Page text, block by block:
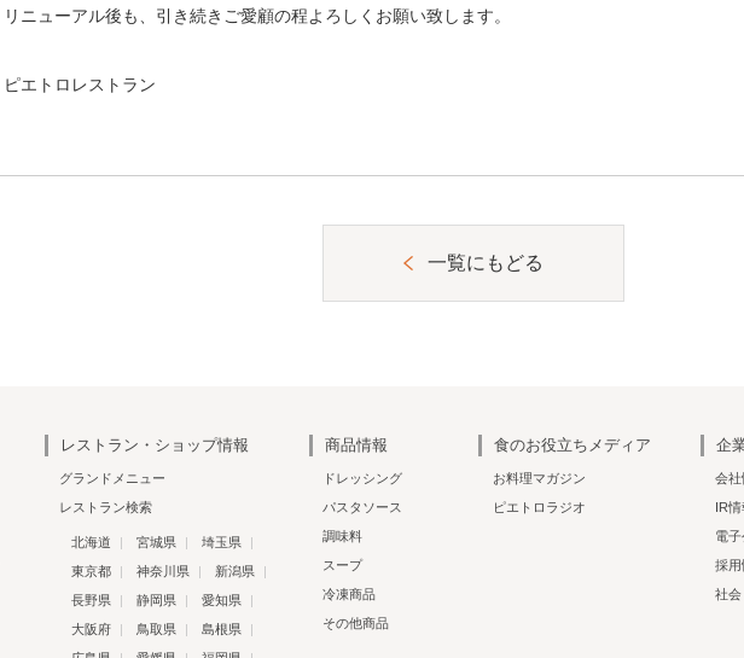
リニューアル後も、引き続きご愛顧の程よろしくお願い致します。
ピエトロレストラン
一覧にもどる
レストラン・ショップ情報
グランドメニュー
レストラン検索
北海道 宮城県
埼玉県
東京都
神奈川県
新潟県
長野県
静岡県
愛知県
大阪府
鳥取県
島根県
商品情報
ドレッシング
パスタソース
調味料
スープ
冷凍商品
その他商品
食のお役立ちメディア
お料理マガジン
ピエトロラジオ
企
会
IR
電
採
社